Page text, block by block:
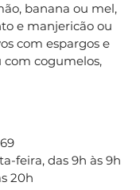
banana ou mel,
e manjericão ou
com espargos e
com cogumelos,
feira, das 9h às 9h
20h